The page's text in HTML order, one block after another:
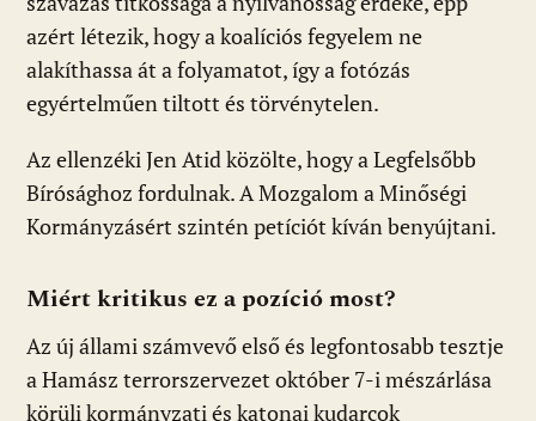
azért létezik, hogy a koalíciós fegyelem ne
alakíthassa át a folyamatot, így a fotózás
egyértelműen tiltott és törvénytelen.
Az ellenzéki Jen Atid közölte, hogy a Legfelsőbb
Bírósághoz fordulnak. A Mozgalom a Minőségi
Kormányzásért szintén petíciót kíván benyújtani.
Miért kritikus ez a pozíció most?
Az új állami számvevő első és legfontosabb tesztje
a Hamász terrorszervezet október 7-i mészárlása
körüli kormányzati és katonai kudarcok